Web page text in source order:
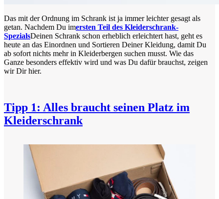
Das mit der Ordnung im Schrank ist ja immer leichter gesagt als
getan. Nachdem Du imersten Teil des Kleiderschrank-
SpezialsDeinen Schrank schon erheblich erleichtert hast, geht es
heute an das Einordnen und Sortieren Deiner Kleidung, damit Du
ab sofort nichts mehr in Kleiderbergen suchen musst. Wie das
Ganze besonders effektiv wird und was Du dafür brauchst, zeigen
wir Dir hier.
Tipp 1: Alles braucht seinen Platz im
Kleiderschrank